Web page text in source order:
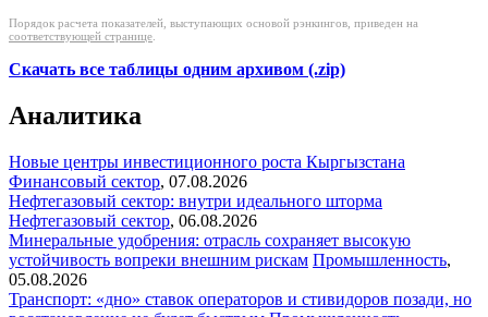
Порядок расчета показателей, выступающих основой рэнкингов, приведен на
соответствующей странице
Скачать все таблицы одним архивом (.zip)
Аналитика
Новые центры инвестиционного роста Кыргызстана
Финансовый сектор, 07.08.2026
Нефтегазовый сектор: внутри идеального шторма
Нефтегазовый сектор, 06.08.2026
Минеральные удобрения: отрасль сохраняет высокую
устойчивость вопреки внешним рискам Промышленность,
05.08.2026
Транспорт: «дно» ставок операторов и стивидоров позади, но